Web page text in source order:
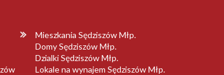
Mieszkania Sędziszów Młp.
Domy Sędziszów Młp.
Dzialki Sędziszów Młp.
Lokale na wynajem Sędziszów Młp.